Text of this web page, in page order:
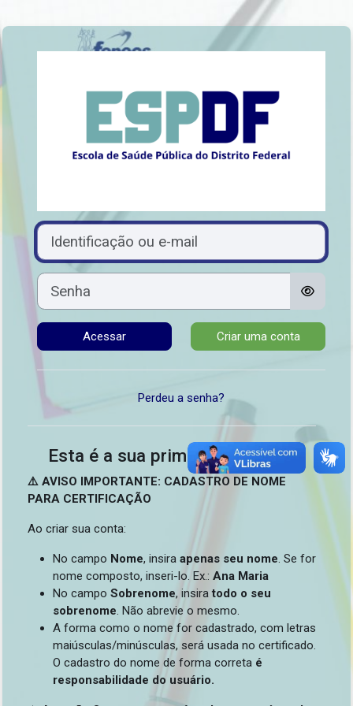
Avançar para criar nova conta
Identificação ou e-mail
Senha
Acessar Criar uma conta
Perdeu a senha?
Esta é a sua primeira vez aqui?
⚠️ AVISO IMPORTANTE: CADASTRO DE NOME
PARA CERTIFICAÇÃO
Ao criar sua conta:
No campo Nome, insira apenas seu nome . Se for
nome composto, inseri-lo. Ex.: Ana Maria
No campo Sobrenome, insiratodo o seu
sobrenome . Não abrevie o mesmo.
A forma como o nome for cadastrado, com letras
maiúsculas/minúsculas, será usada no certificado.
O cadastro do nome de forma correta é
responsabilidade do usuário.